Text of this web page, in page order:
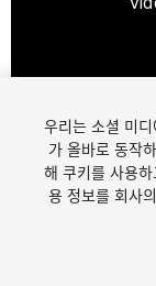
우리는 소셜 미
가 올바로 동작
해 쿠키를 사용
용 정보를 회사